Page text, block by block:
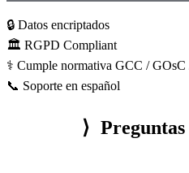
🔒 Datos encriptados
🏛️ RGPD Compliant
⚕️ Cumple normativa GCC / GOsC
📞 Soporte en español
⟩